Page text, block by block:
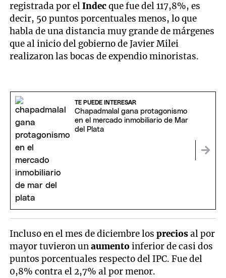
registrada por elIndecque fue del 117,8%, es
decir, 50 puntos porcentuales menos, lo que
habla de una distancia muy grande de márgenes
que al inicio del gobierno de Javier Milei
realizaron las bocas de expendio minoristas.
TE PUEDE INTERESAR
Chapadmalal gana protagonismo
en el mercado inmobiliario de Mar
del Plata
Incluso en el mes de diciembre lospreciosal por
mayor tuvieron unaumentoinferior de casi dos
puntos porcentuales respecto del IPC. Fue del
0,8% contra el 2,7% al por menor.